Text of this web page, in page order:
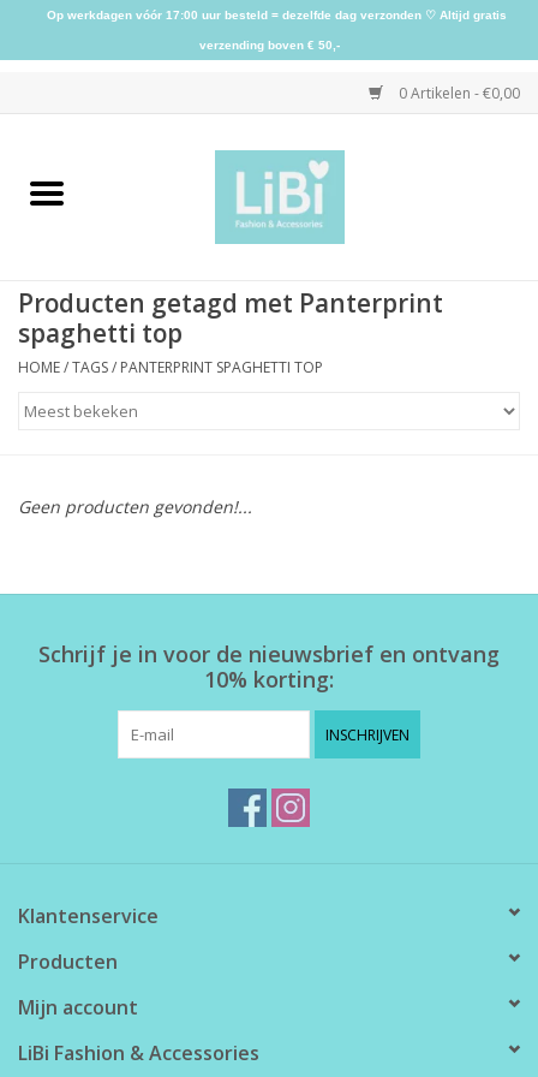
0 Artikelen - €0,00
Home
Kleding
Accessoires
Home deco
SALE
Producten getagd met Panterprint
spaghetti top
HOME/TAGS/ PANTERPRINT SPAGHETTI TOP
Geen producten gevonden!...
Schrijf je in voor de nieuwsbrief en ontvang
10% korting:
INSCHRIJVEN
Klantenservice
Producten
Mijn account
LiBi Fashion & Accessories
Op werkdagen vóór 17:00 uur besteld = dezelfde dag verzonden ♡ Altijd gratis
verzending boven € 50,-